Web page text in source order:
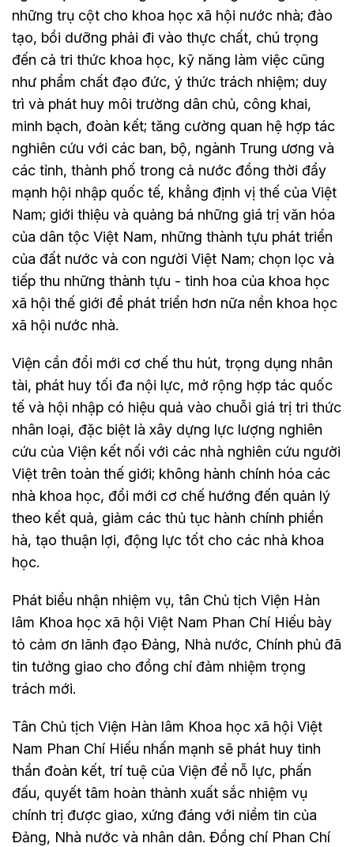
những trụ cột cho khoa học xã hội nước nhà; đào
tạo, bồi dưỡng phải đi vào thực chất, chú trọng
đến cả tri thức khoa học, kỹ năng làm việc cũng
như phẩm chất đạo đức, ý thức trách nhiệm; duy
trì và phát huy môi trường dân chủ, công khai,
minh bạch, đoàn kết; tăng cường quan hệ hợp tác
nghiên cứu với các ban, bộ, ngành Trung ương và
các tỉnh, thành phố trong cả nước đồng thời đẩy
mạnh hội nhập quốc tế, khẳng định vị thế của Việt
Nam; giới thiệu và quảng bá những giá trị văn hóa
của dân tộc Việt Nam, những thành tựu phát triển
của đất nước và con người Việt Nam; chọn lọc và
tiếp thu những thành tựu - tinh hoa của khoa học
xã hội thế giới để phát triển hơn nữa nền khoa học
xã hội nước nhà.
Viện cần đổi mới cơ chế thu hút, trọng dụng nhân
tài, phát huy tối đa nội lực, mở rộng hợp tác quốc
tế và hội nhập có hiệu quả vào chuỗi giá trị tri thức
nhân loại, đặc biệt là xây dựng lực lượng nghiên
cứu của Viện kết nối với các nhà nghiên cứu người
Việt trên toàn thế giới; không hành chính hóa các
nhà khoa học, đổi mới cơ chế hướng đến quản lý
theo kết quả, giảm các thủ tục hành chính phiền
hà, tạo thuận lợi, động lực tốt cho các nhà khoa
học.
Phát biểu nhận nhiệm vụ, tân Chủ tịch Viện Hàn
lâm Khoa học xã hội Việt Nam Phan Chí Hiếu bày
tỏ cảm ơn lãnh đạo Đảng, Nhà nước, Chính phủ đã
tin tưởng giao cho đồng chí đảm nhiệm trọng
trách mới.
Tân Chủ tịch Viện Hàn lâm Khoa học xã hội Việt
Nam Phan Chí Hiếu nhấn mạnh sẽ phát huy tinh
thần đoàn kết, trí tuệ của Viện để nỗ lực, phấn
đấu, quyết tâm hoàn thành xuất sắc nhiệm vụ
chính trị được giao, xứng đáng với niềm tin của
Đảng, Nhà nước và nhân dân. Đồng chí Phan Chí